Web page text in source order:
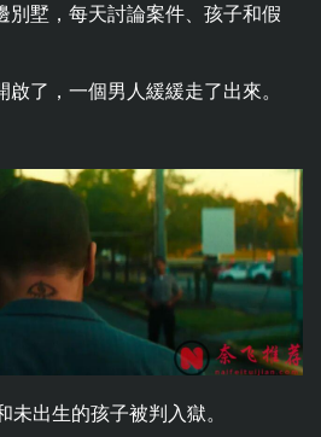
別墅，每天討論案件、孩子和假
了，一個男人緩緩走了出來。
出生的孩子被判入獄。